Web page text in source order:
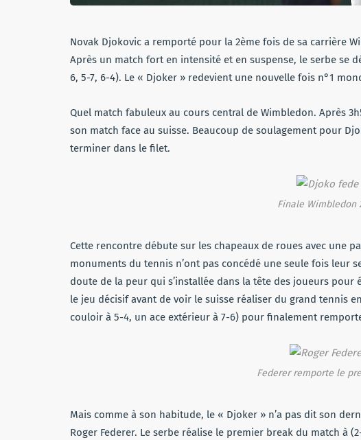
Novak Djokovic a remporté pour la 2ème fois de sa carrière
Après un match fort en intensité et en suspense, le serbe se
6, 5-7, 6-4). Le « Djoker » redevient une nouvelle fois n°1
Quel match fabuleux au cours central de Wimbledon. Après
son match face au suisse. Beaucoup de soulagement pour
terminer dans le filet.
Finale Wimbledon
Cette rencontre débute sur les chapeaux de roues avec une
monuments du tennis n’ont pas concédé une seule fois leur
doute de la peur qui s’installée dans la tête des joueurs
le jeu décisif avant de voir le suisse réaliser du grand tennis
couloir à 5-4, un ace extérieur à 7-6) pour finalement
Federer remporte le
Mais comme à son habitude, le « Djoker » n’a pas dit son
Roger Federer. Le serbe réalise le premier break du match à